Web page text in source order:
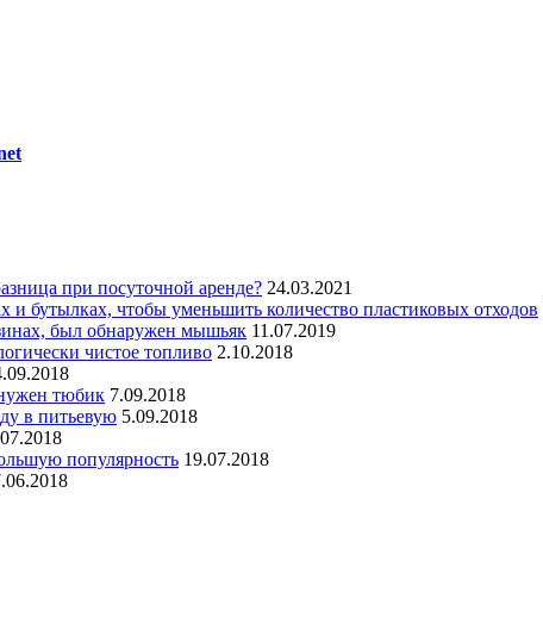
при посуточной аренде? 24.03.2021
бутылках, чтобы уменьшить количество пластиковых отходов
был обнаружен мышьяк 11.07.2019
чистое топливо 2.10.2018
тюбик 7.09.2018
в питьевую 5.09.2018
популярность 19.07.2018